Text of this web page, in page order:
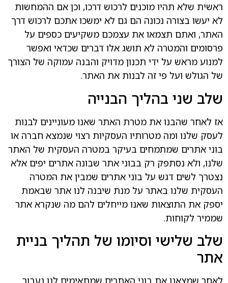
ראשית שלא תהיו מוכנים לרכוש דרכו, וכן אם ההמחשות
לא יעשו בצורה נכונה הם גם לא ימשכו אתכם לרכוש דרך
האתר, ואתם תצמאו את עצמכם משקיעים כספים על
פרסומים והמטרה לא תושג אלו דברים שכדאי ואפשר
למנוע מראש על ידי תכנון מדויק והבנה עמוקה של הצורך
של הגולש ועל פי זה לבנות את האתר.
שלב שני בהליך הבנייה
אז לאחר שהבנו את מטרת האתר שאנו מעוניינים לבנות
לעסק שלנו ומה מטרותיו העסקיות רצוי שנמצא חברה או
בוני אתרים שמתמחים בעיקר במטרה העסקית של האתר
שלנו, ולא נסתפק רק בבוני אתר שבונה אתרים יפים אלא
נצטרך לשים דגש על בוני אתרים שמבין את המטרה
העסקית שלנו באתר על מנת שיבנה לנו אתר שבאמת
יספק את התוצאות שאנו מייחלים להם מה שנקרא אתר
שממיר לקוחות.
שלב שלישי וסיומו של תהליך בניית
אתר
לאחר שמצאנו את בוני האתרים שמתאימים לנו נעבור